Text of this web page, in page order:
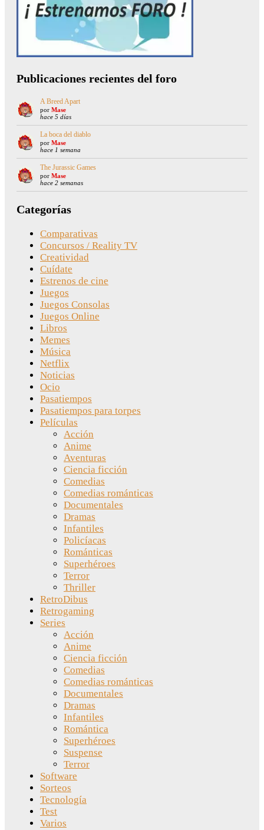
Publicaciones recientes del foro
A Breed Apart
por Mase
hace 5 días
La boca del diablo
por Mase
hace 1 semana
The Jurassic Games
por Mase
hace 2 semanas
Categorías
Comparativas
Concursos / Reality TV
Creatividad
Cuídate
Estrenos de cine
Juegos
Juegos Consolas
Juegos Online
Libros
Memes
Música
Netflix
Noticias
Ocio
Pasatiempos
Pasatiempos para torpes
Películas
Acción
Anime
Aventuras
Ciencia ficción
Comedias
Comedias románticas
Documentales
Dramas
Infantiles
Policíacas
Románticas
Superhéroes
Terror
Thriller
RetroDibus
Retrogaming
Series
Acción
Anime
Ciencia ficción
Comedias
Comedias románticas
Documentales
Dramas
Infantiles
Romántica
Superhéroes
Suspense
Terror
Software
Sorteos
Tecnología
Test
Varios